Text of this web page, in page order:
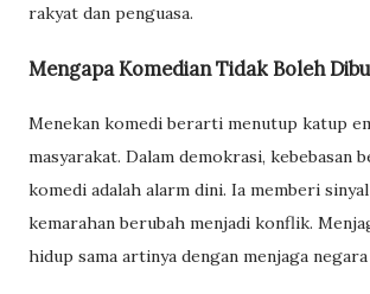
rakyat dan penguasa.
Mengapa Komedian Tidak Boleh
Menekan komedi berarti menutup katup
masyarakat. Dalam demokrasi, kebebasan
komedi adalah alarm dini. Ia memberi
kemarahan berubah menjadi konflik.
hidup sama artinya dengan menjaga